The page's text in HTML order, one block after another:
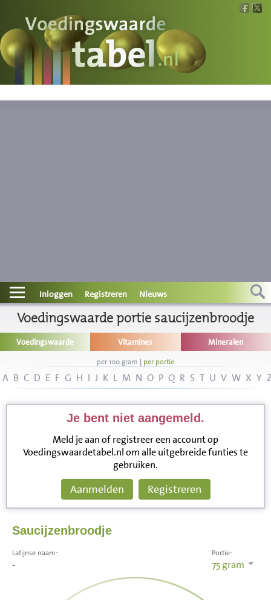
Voedingswaarde
Wat is wat?
Contact
Informatie
Disclaimer
Inloggen Registreren Nieuws
Voedingswaarde portie saucijzenbroodje
Voedingswaarde Vitamines Mineralen
per 100 gram | per portie
A B C D E F G H I J K L M N O P Q R S T U V W X Y
Je bent niet aangemeld.
Meld je aan of registreer een account op
Voedingswaardetabel.nl om alle uitgebreide funties te
gebruiken.
Aanmelden Registreren
Saucijzenbroodje
Portie:
75gram
Latijnse naam:
-